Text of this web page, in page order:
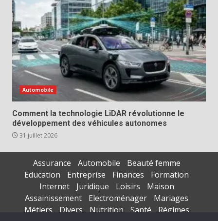
Automobile
Comment la technologie LiDAR révolutionne le
développement des véhicules autonomes
31 juillet 2026
Assurance Automobile
Beauté femme
Education
Entreprise Finances
Formation
Internet
Juridique Loisirs
Maison
Assainissement
Electroménager
Mariages
Métiers
Divers Nutrition Santé
Régimes